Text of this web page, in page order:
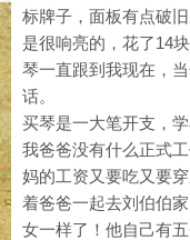
标牌子，面板有点破
是很响亮的，花了14
琴一直跟到我现在，
话。
买琴是一大笔开支，
我爸爸没有什么正式
妈的工资又要吃又要
着爸爸一起去刘伯伯
女一样了！他自己有五